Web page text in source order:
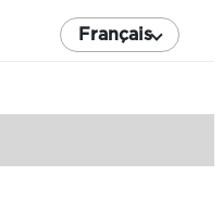
Français